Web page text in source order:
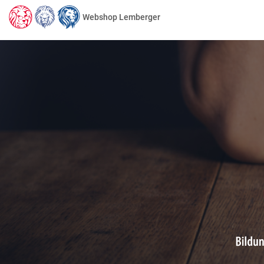
Webshop Lemberger